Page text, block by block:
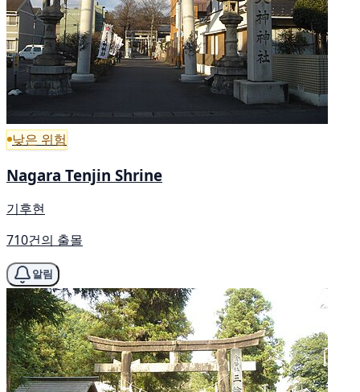
낮은 위험
Nagara Tenjin Shrine
기후현
710건의 출몰
알림